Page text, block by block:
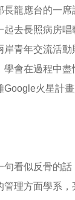
龍應台的一
去長照病房
青年交流活
會在過程中
火星計
看似反骨的
理方面學系